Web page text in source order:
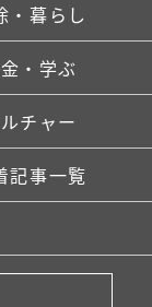
・暮らし
・学ぶ
チャー
記事一覧